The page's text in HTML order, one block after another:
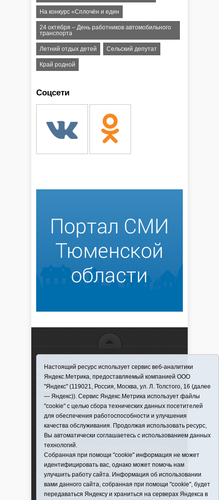
На конкурс «Сплочён и един
24 октября – День работников автомобильного
транспорта
Летний отдых детей Сельский депутат
Край родной
Соцсети
использовании материалов ссылка обязательна
Информационная лента выходит при финансовой
поддержке правительства Тюменской области
Регистрационный номер СМИ ЭЛ № ФС 77-66066
от 10.06. 2016 г. выдано Федеральной службой по
надзору в сфере связи, информационных
технологий и массовых коммуникаций.
Учредитель (соучредители) Автономная
некоммерческая организация "Информационно-
издательский центр "Красная звезда"" (627570,
Тюменская обл., Викуловский р-н, с. Викулово, ул.
Ленина, д. 5).
Главный редактор Антюхова Светлана
Владимировна. Адрес электронной почты:
Настоящий ресурс использует сервис веб-аналитики
Яндекс.Метрика, предоставляемый компанией ООО
"Яндекс" (119021, Россия, Москва, ул. Л. Толстого, 16 (далее
— Яндекс)). Сервис Яндекс.Метрика использует файлы
"cookie" с целью сбора технических данных посетителей
для обеспечения работоспособности и улучшения
качества обслуживания. Продолжая использовать ресурс,
Вы автоматически соглашаетесь с использованием данных
технологий.
Собранная при помощи "cookie" информация не может
идентифицировать вас, однако может помочь нам
улучшить работу сайта. Информация об использовании
вами данного сайта, собранная при помощи "cookie", будет
передаваться Яндексу и храниться на серверах Яндекса в